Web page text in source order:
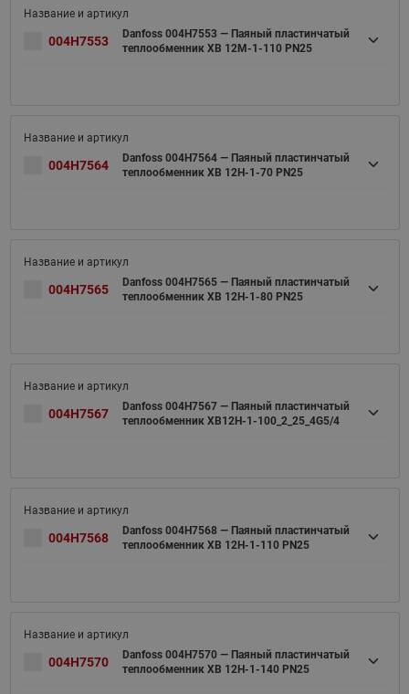
004H7553
Danfoss 004H7553 — Паяный пластинчатый
теплообменник XB 12M-1-110 PN25
004H7564
Danfoss 004H7564 — Паяный пластинчатый
теплообменник XB 12H-1-70 PN25
004H7565
Danfoss 004H7565 — Паяный пластинчатый
теплообменник XB 12H-1-80 PN25
004H7567
Danfoss 004H7567 — Паяный пластинчатый
теплообменник XB12H-1-100_2_25_4G5/4
004H7568
Danfoss 004H7568 — Паяный пластинчатый
теплообменник XB 12H-1-110 PN25
004H7570
Danfoss 004H7570 — Паяный пластинчатый
теплообменник XB 12H-1-140 PN25